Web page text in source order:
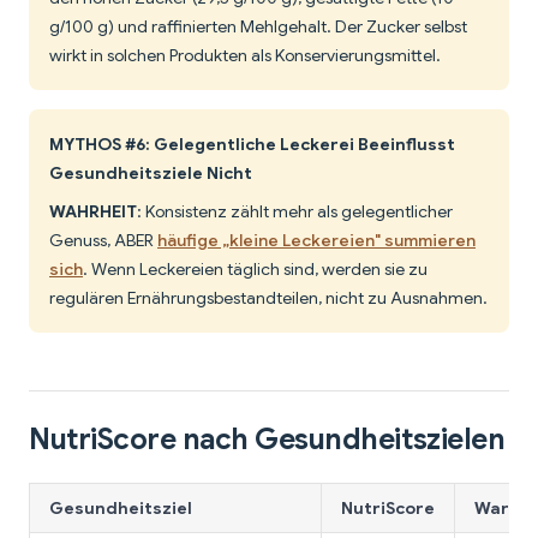
g/100 g) und raffinierten Mehlgehalt. Der Zucker selbst
wirkt in solchen Produkten als Konservierungsmittel.
MYTHOS #6: Gelegentliche Leckerei Beeinflusst
Gesundheitsziele Nicht
WAHRHEIT: Konsistenz zählt mehr als gelegentlicher
Genuss, ABER häufige „kleine Leckereien" summieren
sich. Wenn Leckereien täglich sind, werden sie zu
regulären Ernährungsbestandteilen, nicht zu Ausnahmen.
NutriScore nach Gesundheitszielen
Gesundheitsziel NutriScore